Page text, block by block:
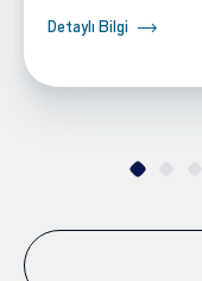
Detaylı Bilgi